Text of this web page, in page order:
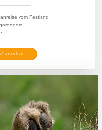
vom Festland
ansehen